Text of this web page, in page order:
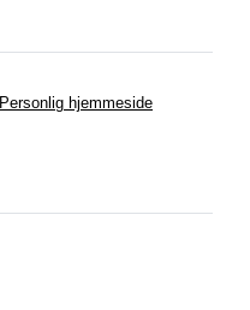
Personlig hjemmeside